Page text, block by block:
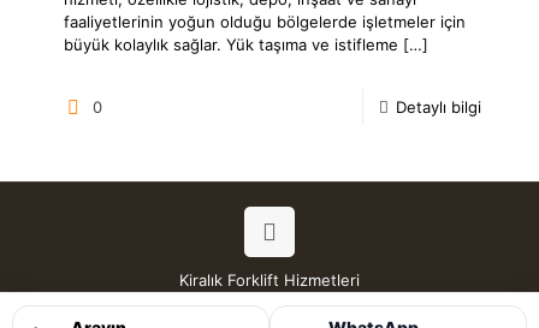
faaliyetlerinin yoğun olduğu bölgelerde işletmeler için
büyük kolaylık sağlar. Yük taşıma ve istifleme […]
0 Detaylı bilgi
Kiralık Forklift Hizmetleri
Tüm Hakları Saklıdır © 2026